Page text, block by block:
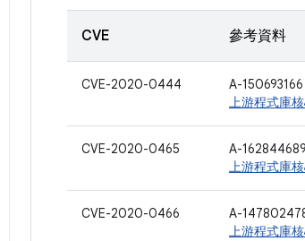
CVE 參考資料
CVE-2020-0444
A-150693166
上游程式庫
CVE-2020-0465
A-162844689
上游程式庫
CVE-2020-0466
A-
上游程式庫